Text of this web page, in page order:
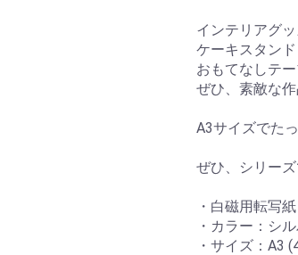
インテリアグッ
ケーキスタン
おもてなしテ
ぜひ、素敵な
A3サイズでた
ぜひ、シリー
・白磁用転写紙
・カラー：シ
・サイズ：A3